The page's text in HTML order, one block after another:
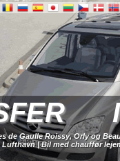
I
de Gaulle Roissy, Orly og
| Bil med chauffør